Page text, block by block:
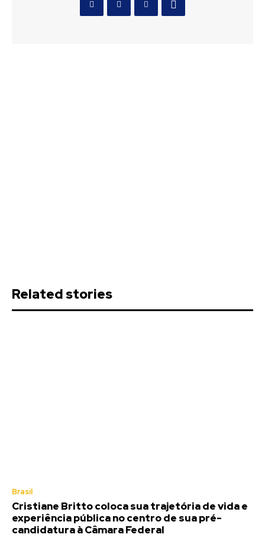
Related stories
Brasil
Cristiane Britto coloca sua trajetória de vida e
experiência pública no centro de sua pré-
candidatura à Câmara Federal